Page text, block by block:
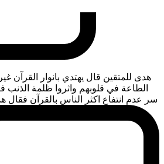
هدى للمتقين قال يهتدي بانوار القرآن
الطاعة في قلوبهم واثروا ظلمة الذنب
سر عدم انتفاع اكثر الناس بالقرآن فقال